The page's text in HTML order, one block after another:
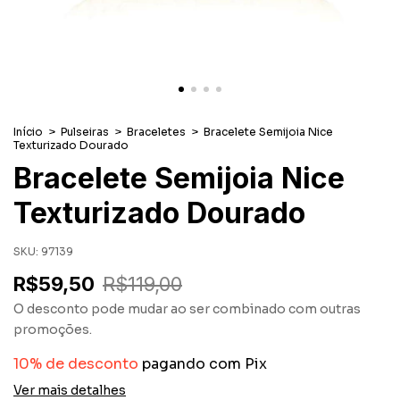
Início > Pulseiras > Braceletes > Bracelete Semijoia Nice
Texturizado Dourado
Bracelete Semijoia Nice
Texturizado Dourado
SKU: 97139
R$59,50 R$119,00
O desconto pode mudar ao ser combinado com outras
promoções.
10% de desconto pagando com Pix
Ver mais detalhes